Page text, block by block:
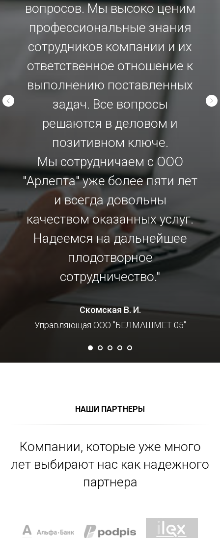
вопросов. Мы высоко ценим
профессиональные знания
сотрудников компании и их
ответственное отношение к
выполнению поставленных
задач. Все вопросы
решаются в деловом и
позитивном ключе.
Мы сотрудничаем с ООО
"Арлепта" уже более пяти лет
и всегда довольны
качеством оказанных услуг.
Надеемся на дальнейшее
плодотворное
сотрудничество."
Скомская В. И.
Управляющая OOO "БЕЛМАШМЕТ 05"
НАШИ ПАРТНЕРЫ
Компании, которые уже много
лет выбирают нас как надежного
партнера